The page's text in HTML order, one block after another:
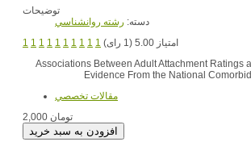
توضیحات
دسته: رشته روانشناسي
1 1 1 1 1 1 1 1 1 1
امتیاز 5.00 (1 رای)
Associations Between Adult Attachment Ratings
Evidence From the National
مقالات تخصصي
2,000 تومان